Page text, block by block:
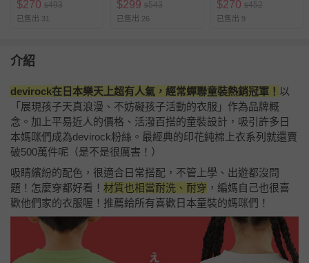
$270 $493
已售出 31
$299 $543
已售出 26
$270 $452
已售出 9
介紹
devirock在日本樂天上超有人氣，經常蟬聯童裝熱銷冠軍！ 以
「展現孩子天真浪漫、不妨礙孩子活動的衣服」作為品牌概
念。加上平易近人的價格、活潑百搭的童裝設計，吸引許多日
本媽咪們成為devirock粉絲。最經典的印花純棉上衣系列就還賣
破500萬件呢（是不是很厲害！）
吸睛繽紛的配色，很適合日常搭配，不管上學、出遊都沒問
題！怎麼穿都好看！ 材質也相當耐洗、耐穿 ，編媽自己也很喜
歡他們家的衣服喔！推薦給所有喜歡日本童裝的媽咪們！